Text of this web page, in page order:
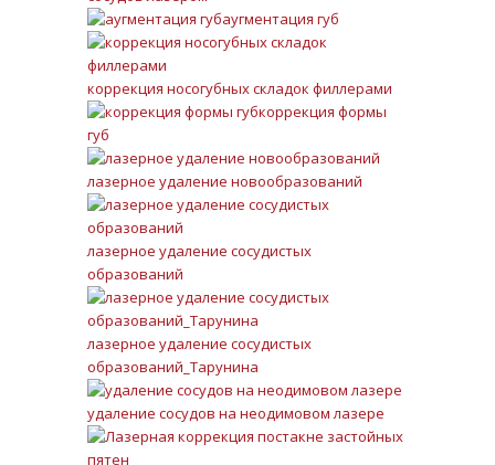
аугментация губ
коррекция носогубных складок филлерами
коррекция формы
губ
лазерное удаление новообразований
лазерное удаление сосудистых
образований
лазерное удаление сосудистых
образований_Тарунина
удаление сосудов на неодимовом лазере